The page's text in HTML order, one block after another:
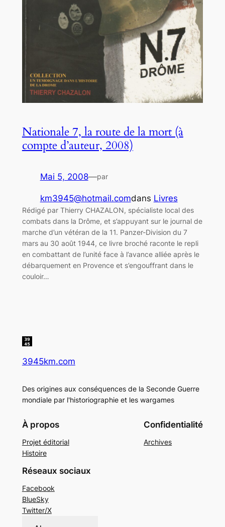
Nationale 7, la route de la mort (à
compte d’auteur, 2008)
Mai 5, 2008—par
km3945@hotmail.comdans Livres
Rédigé par Thierry CHAZALON, spécialiste local des
combats dans la Drôme, et s’appuyant sur le journal de
marche d’un vétéran de la 11. Panzer-Division du 7
mars au 30 août 1944, ce livre broché raconte le repli
en combattant de l’unité face à l’avance alliée après le
débarquement en Provence et s’engouffrant dans le
couloir…
3945km.com
Des origines aux conséquences de la Seconde Guerre
mondiale par l'historiographie et les wargames
À propos
Projet éditorial
Histoire
Confidentialité
Archives
Réseaux sociaux
Facebook
BlueSky
Twitter/X